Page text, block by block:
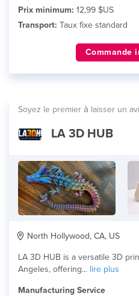
Prix minimum: 12,99 $US
Transport: Taux fixe standard
Commande
Soyez le premier à laisser un
LA 3D HUB
North Hollywood, CA, US
LA 3D HUB is a versatile 3D
Angeles, offering... lire plus
Manufacturing Service